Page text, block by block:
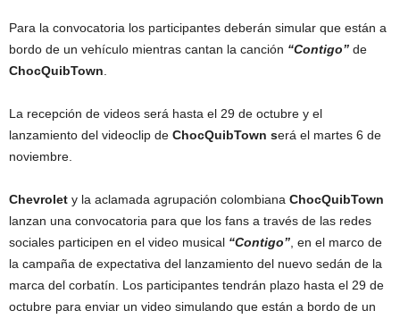
Para la convocatoria los participantes deberán simular que están a
bordo de un vehículo mientras cantan la canción “Contigo” de
ChocQuibTown
La recepción de videos será hasta el 29 de octubre y el
lanzamiento del videoclip de ChocQuibTown será el martes 6 de
noviembre.
Chevrolet y la aclamada agrupación colombiana ChocQuibTown
lanzan una convocatoria para que los fans a través de las redes
sociales participen en el video musical “Contigo” , en el marco de
la campaña de expectativa del lanzamiento del nuevo sedán de la
marca del corbatín. Los participantes tendrán plazo hasta el 29 de
octubre para enviar un video simulando que están a bordo de un